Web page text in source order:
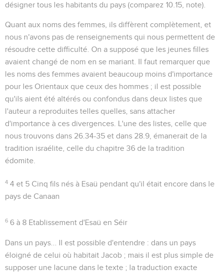
désigner tous les habitants du pays (comparez 10.15 , note).
Quant aux noms des femmes, ils diffèrent complètement, et
nous n'avons pas de renseignements qui nous permettent de
résoudre cette difficulté. On a supposé que les jeunes filles
avaient changé de nom en se mariant. Il faut remarquer que
les noms des femmes avaient beaucoup moins d'importance
pour les Orientaux que ceux des hommes ; il est possible
qu'ils aient été altérés ou confondus dans deux listes que
l'auteur a reproduites telles quelles, sans attacher
d'importance à ces divergences. L'une des listes, celle que
nous trouvons dans 26.34-35 et dans 28.9 , émanerait de la
tradition israélite, celle du chapitre 36 de la tradition
édomite.
4 4 et 5 Cinq fils nés à Esaü pendant qu'il était encore dans le
pays de Canaan
6 6 à 8 Etablissement d'Esaü en Séir
Dans un pays...
Il est possible d'entendre : dans un pays
éloigné de celui où habitait Jacob ; mais il est plus simple de
supposer une lacune dans le texte ; la traduction exacte